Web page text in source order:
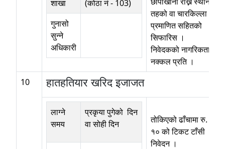
शाखा
(कोठा नं - 103)
गुनासो
सुन्ने
अधिकारी
तहको वा चारकिल्ला
प्रमाणित सहितको
सिफारिस ।
निवेदकको नागरिकताको
नक्कल प्रति ।
10
हातहतियार खरिद इजाजत
लाग्ने
समय
प्रकृया पुगेको दिन
वा सोही दिन
तोकिएको ढाँचामा रु.
१० को टिकट टाँसी
निवेदन ।